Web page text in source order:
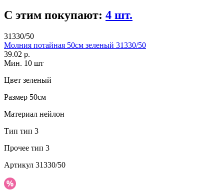
С этим покупают: 4 шт.
31330/50
Молния потайная 50см зеленый 31330/50
39.02 р.
Мин. 10 шт
Цвет зеленый
Размер 50см
Материал нейлон
Тип тип 3
Прочее тип 3
Артикул 31330/50